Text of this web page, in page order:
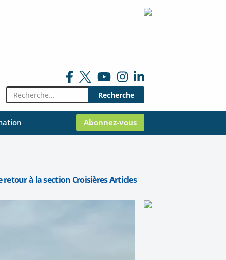
Rechercher:
Abonnez-vous
retour à la section Croisières Articles